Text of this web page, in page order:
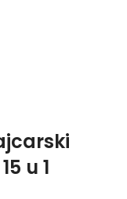
u 1